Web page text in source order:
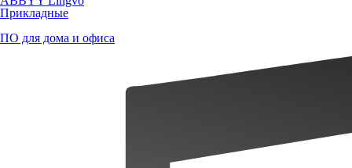
Прикладные
ПО для дома и офиса